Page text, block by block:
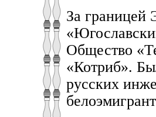
За границей
Общество
«Котриб».
русских